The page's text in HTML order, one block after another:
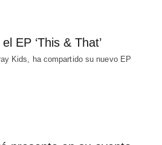
EP ‘This & That’
Kids, ha compartido su nuevo EP